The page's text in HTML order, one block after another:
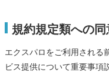
規約規定類への
エクスパロをご利用される
ビス提供について重要事項